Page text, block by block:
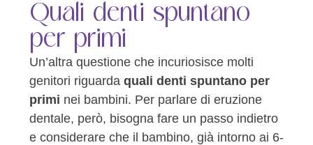
Quali denti spuntano
per primi
Un’altra questione che incuriosisce molti
genitori riguarda quali denti spuntano per
primi nei bambini. Per parlare di eruzione
dentale, però, bisogna fare un passo indietro
e considerare che il bambino, già intorno ai 6-